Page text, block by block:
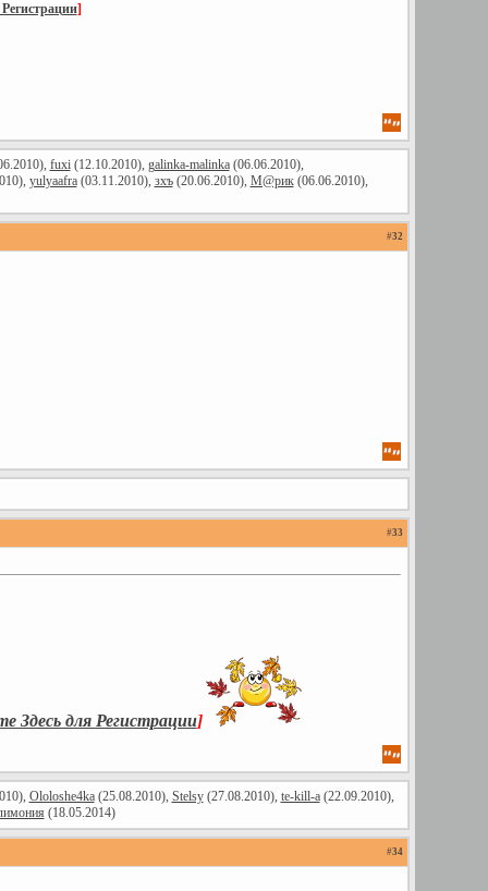
]
fuxi(12.10.2010), galinka-malinka(06.06.2010),
yulyaafra(03.11.2010), зхъ(20.06.2010), М@рик(06.06.2010),
#32
#33
Здесь для Регистрации]
Ololoshe4ka(25.08.2010), Stelsy(27.08.2010), te-kill-a(22.09.2010),
(18.05.2014)
#34